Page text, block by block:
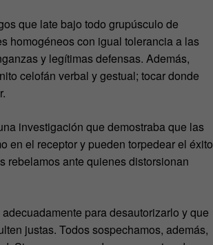
que late bajo todo grupúsculo de
homogéneos con igual tolerancia a las
y legítimas defensas. Además,
celofán verbal y gestual; tocar donde
investigación que demostraba que las
en el receptor y pueden torpedear el éxito
rebelamos ante quienes distorsionan
para desautorizarlo y que
justas. Todos sospechamos, además,